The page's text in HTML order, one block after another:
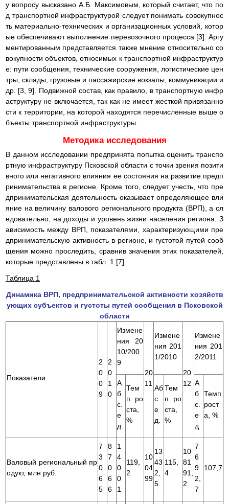
у вопросу высказано А.Б. Максимовым, который считает, что по
д транспортной инфраструктурой следует понимать совокупнос
ть материально-технических и организационных условий, котор
ые обеспечивают выполнение перевозочного процесса [3]. Аргу
ментированным представляется также мнение относительно со
вокупности объектов, относимых к транспортной инфраструктур
е: пути сообщения, технические сооружения, логистические цен
тры, склады, грузовые и пассажирские вокзалы, коммуникации и
др. [3, 9]. Подвижной состав, как правило, в транспортную инфр
аструктуру не включается, так как не имеет жесткой привязанно
сти к территории, на которой находятся перечисленные выше о
бъекты транспортной инфраструктуры.
Методика исследования
В данном исследовании предпринята попытка оценить транспо
ртную инфраструктуру Псковской области с точки зрения позити
вного или негативного влияния ее состояния на развитие предп
ринимательства в регионе. Кроме того, следует учесть, что пре
дпринимательская деятельность оказывает определяющее вли
яние на величину валового регионального продукта (ВРП), а сл
едовательно, на доходы и уровень жизни населения региона. З
ависимость между ВРП, показателями, характеризующими пре
дпринимательскую активность в регионе, и густотой путей сооб
щения можно проследить, сравнив значения этих показателей,
которые представлены в табл. 1 [7].
Таблица 1
Динамика ВРП, предпринимательской активности хозяйств
ующих субъектов и густоты путей сообщения в Псковской
области
Показатели
2
0
0
9
2
0
1
0
Измене
ния 20
10/200
9
20
11
Измене
ния 201
1/2010
20
12
Измене
ния 201
2/2011
А
б
с.
е
д.
Тем
п ро
ста,
%
Аб
с.
е
д.
Тем
п ро
ста,
%
А
б
с.
е
д
Темп
рост
а, %
Валовый региональный пр
одукт, млн руб.
7
3
0
6
5
8
7
0
6
6
1
4
0
0
1
119,
2
10
04
99
13
43
2,
5
115,
4
10
81
91,
2
7
6
9
2,
7
107,7